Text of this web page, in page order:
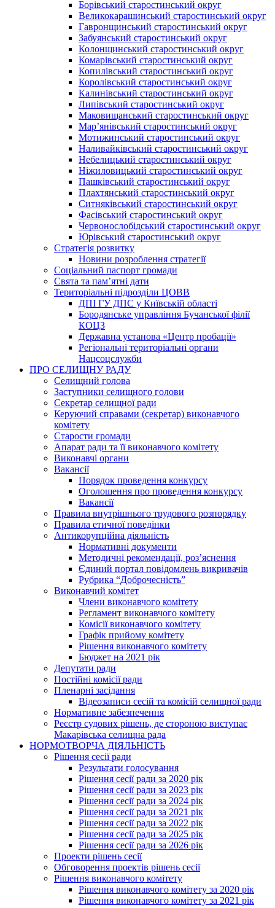
Борівський старостинський округ
Великокарашинський старостинський округ
Гавронщинський старостинський округ
Забуянський старостинський округ
Колонщинський старостинський округ
Комарівський старостинський округ
Копилівський старостинський округ
Королівський старостинський округ
Калинівський старостинський округ
Липівський старостинський округ
Маковищанський старостинський округ
Мар’янівський старостинський округ
Мотижинський старостинський округ
Наливайківський старостинський округ
Небелицький старостинський округ
Ніжиловицький старостинський округ
Пашківський старостинський округ
Плахтянський старостинський округ
Ситняківський старостинський округ
Фасівський старостинський округ
Червонослобідський старостинський округ
Юрівський старостинський округ
Стратегія розвитку
Новини розроблення стратегії
Соціальний паспорт громади
Свята та пам’ятні дати
Територіальні підрозділи ЦОВВ
ДПІ ГУ ДПС у Київській області
Бородянське управління Бучанської філії
КОЦЗ
Державна установа «Центр пробації»
Регіональні територіальні органи
Нацсоцслужби
ПРО СЕЛИЩНУ РАДУ
Селищний голова
Заступники селищного голови
Секретар селищної ради
Керуючий справами (секретар) виконавчого
комітету
Старости громади
Апарат ради та її виконавчого комітету
Виконавчі органи
Вакансії
Порядок проведення конкурсу
Оголошення про проведення конкурсу
Вакансії
Правила внутрішнього трудового розпорядку
Правила етичної поведінки
Антикорупційна діяльність
Нормативні документи
Методичні рекомендації, роз’яснення
Єдиний портал повідомлень викривачів
Рубрика “Доброчесність”
Виконавчий комітет
Члени виконавчого комітету
Регламент виконавчого комітету
Комісії виконавчого комітету
Графік прийому комітету
Рішення виконавчого комітету
Бюджет на 2021 рік
Депутати ради
Постійні комісії ради
Пленарні засідання
Відеозаписи сесій та комісій селищної ради
Нормативне забезпечення
Реєстр судових рішень, де стороною виступає
Макарівська селищна рада
НОРМОТВОРЧА ДІЯЛЬНІСТЬ
Рішення сесії ради
Результати голосування
Рішення сесії ради за 2020 рік
Рішення сесії ради за 2023 рік
Рішення сесії ради за 2024 рік
Рішення сесії ради за 2021 рік
Рішення сесії ради за 2022 рік
Рішення сесії ради за 2025 рік
Рішення сесії ради за 2026 рік
Проекти рішень сесії
Обговорення проектів рішень сесії
Рішення виконавчого комітету
Рішення виконавчого комітету за 2020 рік
Рішення виконавчого комітету за 2021 рік